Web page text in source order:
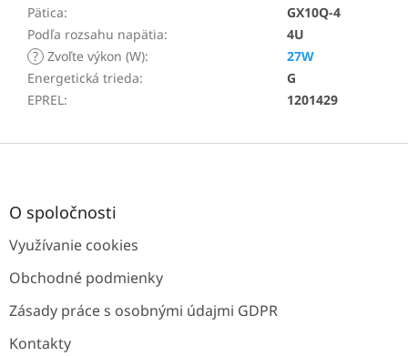
Pätica:
GX10Q-4
Podľa rozsahu napätia:
4U
? Zvoľte výkon (W):
27W
Energetická trieda:
G
EPREL : 1201429
Z
O spoločnosti
Využívanie cookies
Obchodné podmienky
Zásady práce s osobnými údajmi GDPR
Kontakty